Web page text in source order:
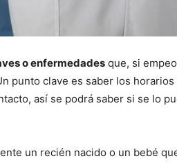
o enfermedades que, si
punto clave es saber los horarios
así se podrá saber si se lo
un recién nacido o un bebé